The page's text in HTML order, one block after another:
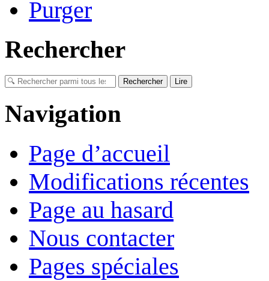
Purger
Rechercher
Navigation
Page d’accueil
Modifications récentes
Page au hasard
Nous contacter
Pages spéciales